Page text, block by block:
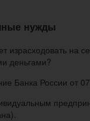
нужды
на
деньгами?
Банка России